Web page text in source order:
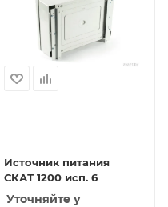
Источник питания
СКАТ 1200 исп. 6
Уточняйте у